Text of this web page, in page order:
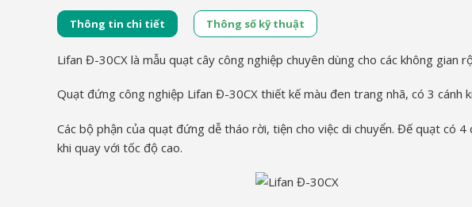
Thông tin chi tiết Thông số kỹ thuật
Lifan Đ-30CX là mẫu quạt cây công nghiệp chuyên dùng cho các không
Quạt đứng công nghiệp Lifan Đ-30CX thiết kế màu đen trang nhã, có 3
Các bộ phận của quạt đứng dễ tháo rời, tiện cho việc di chuyển. Đế quạt có
khi quay với tốc độ cao.